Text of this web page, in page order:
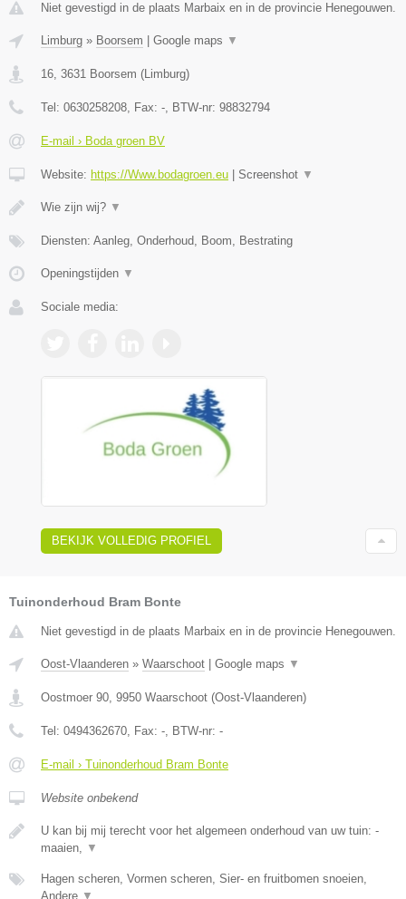
Niet gevestigd in de plaats Marbaix en in de provincie Henegouwen.
Limburg » Boorsem Google maps ▼
16, 3631 Boorsem (Limburg)
Tel: 0630258208, Fax: -, BTW-nr: 98832794
E-mail › Boda groen BV
Website: https://Www.bodagroen.eu Screenshot ▼
Wie zijn wij? ▼
Diensten: Aanleg, Onderhoud, Boom, Bestrating
Openingstijden ▼
Sociale media:
BEKIJK VOLLEDIG PROFIEL
Tuinonderhoud Bram Bonte
Niet gevestigd in de plaats Marbaix en in de provincie Henegouwen.
Oost-Vlaanderen » Waarschoot Google maps ▼
Oostmoer 90, 9950 Waarschoot (Oost-Vlaanderen)
Tel: 0494362670, Fax: -, BTW-nr: -
E-mail › Tuinonderhoud Bram Bonte
Website onbekend
U kan bij mij terecht voor het algemeen onderhoud van uw tuin: -
maaien, ▼
Hagen scheren, Vormen scheren, Sier- en fruitbomen snoeien,
Andere ▼